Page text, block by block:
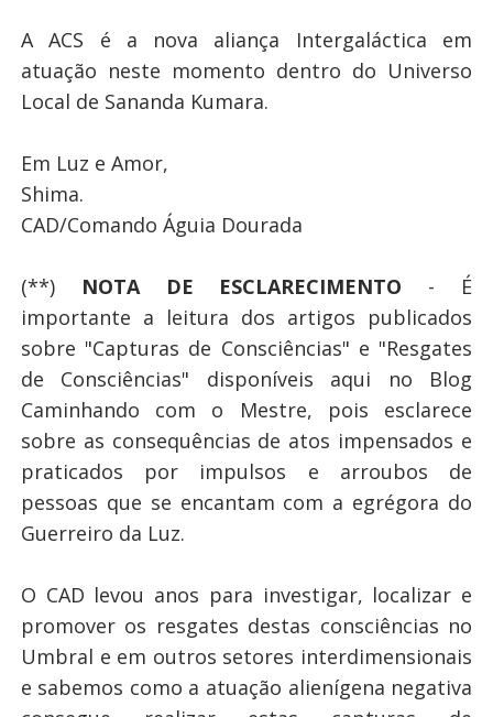
A ACS é a nova aliança Intergaláctica em
atuação neste momento dentro do Universo
Local de Sananda Kumara.
Em Luz e Amor,
Shima.
CAD/Comando Águia Dourada
(**) NOTA DE ESCLARECIMENTO - É
importante a leitura dos artigos publicados
sobre "Capturas de Consciências" e "Resgates
de Consciências" disponíveis aqui no Blog
Caminhando com o Mestre, pois esclarece
sobre as consequências de atos impensados e
praticados por impulsos e arroubos de
pessoas que se encantam com a egrégora do
Guerreiro da Luz.
O CAD levou anos para investigar, localizar e
promover os resgates destas consciências no
Umbral e em outros setores interdimensionais
e sabemos como a atuação alienígena negativa